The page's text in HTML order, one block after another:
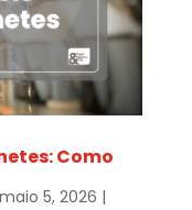
Como
maio 5, 2026 |